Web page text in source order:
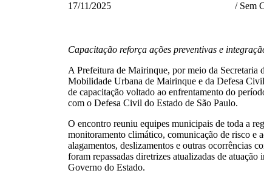
Mairinque
17/11/2025 /Sem
Capacitação reforça ações preventivas e
A Prefeitura de Mairinque, por meio da Secretaria
Mobilidade Urbana de Mairinque e da Defesa
de capacitação voltado ao enfrentamento do
com o Defesa Civil do Estado de São Paulo.
O encontro reuniu equipes municipais de toda a
monitoramento climático, comunicação de risco e
alagamentos, deslizamentos e outras ocorrências
foram repassadas diretrizes atualizadas de
Governo do Estado.